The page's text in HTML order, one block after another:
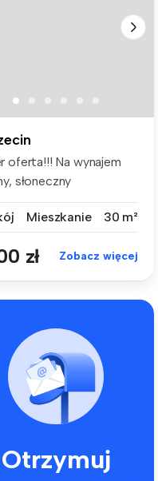
oferta!!! Na wynajem
słoneczny
Mieszkanie 30 m²
zł Zobacz więcej
Otrzymuj